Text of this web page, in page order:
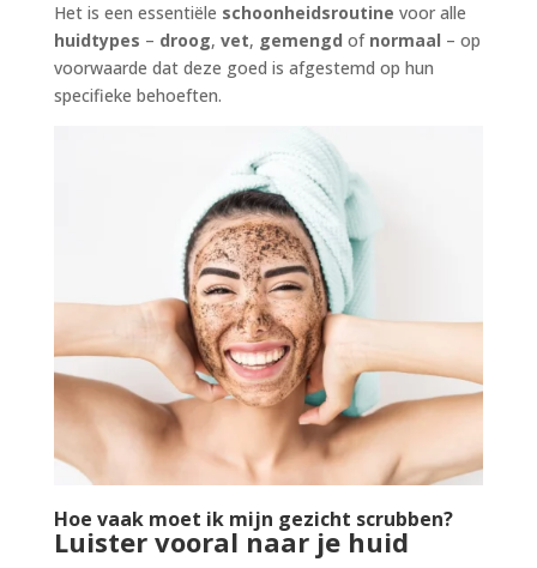
Het is een essentiële schoonheidsroutine voor alle
huidtypes – droog, vet, gemengd of normaal – op
voorwaarde dat deze goed is afgestemd op hun
specifieke behoeften.
Hoe vaak moet ik mijn gezicht scrubben?
Luister vooral naar je huid